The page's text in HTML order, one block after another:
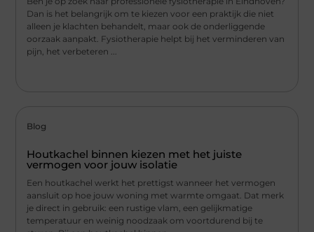
Dan is het belangrijk om te kiezen voor een praktijk die niet
alleen je klachten behandelt, maar ook de onderliggende
oorzaak aanpakt. Fysiotherapie helpt bij het verminderen van
pijn, het verbeteren ...
Blog
Houtkachel binnen kiezen met het juiste
vermogen voor jouw isolatie
Een houtkachel werkt het prettigst wanneer het vermogen
aansluit op hoe jouw woning met warmte omgaat. Dat merk
je direct in gebruik: een rustige vlam, een gelijkmatige
temperatuur en weinig noodzaak om voortdurend bij te